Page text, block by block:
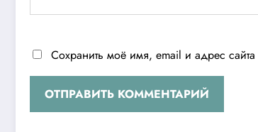
Сохранить моё имя, email и адрес